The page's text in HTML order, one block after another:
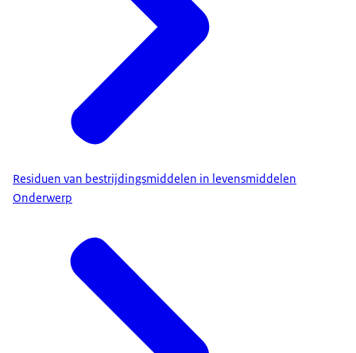
Residuen van bestrijdingsmiddelen in levensmiddelen
Onderwerp